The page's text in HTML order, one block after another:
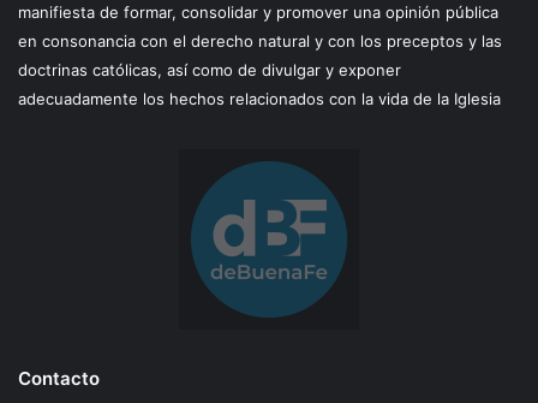
manifiesta de formar, consolidar y promover una opinión pública
en consonancia con el derecho natural y con los preceptos y las
doctrinas católicas, así como de divulgar y exponer
adecuadamente los hechos relacionados con la vida de la Iglesia
Contacto